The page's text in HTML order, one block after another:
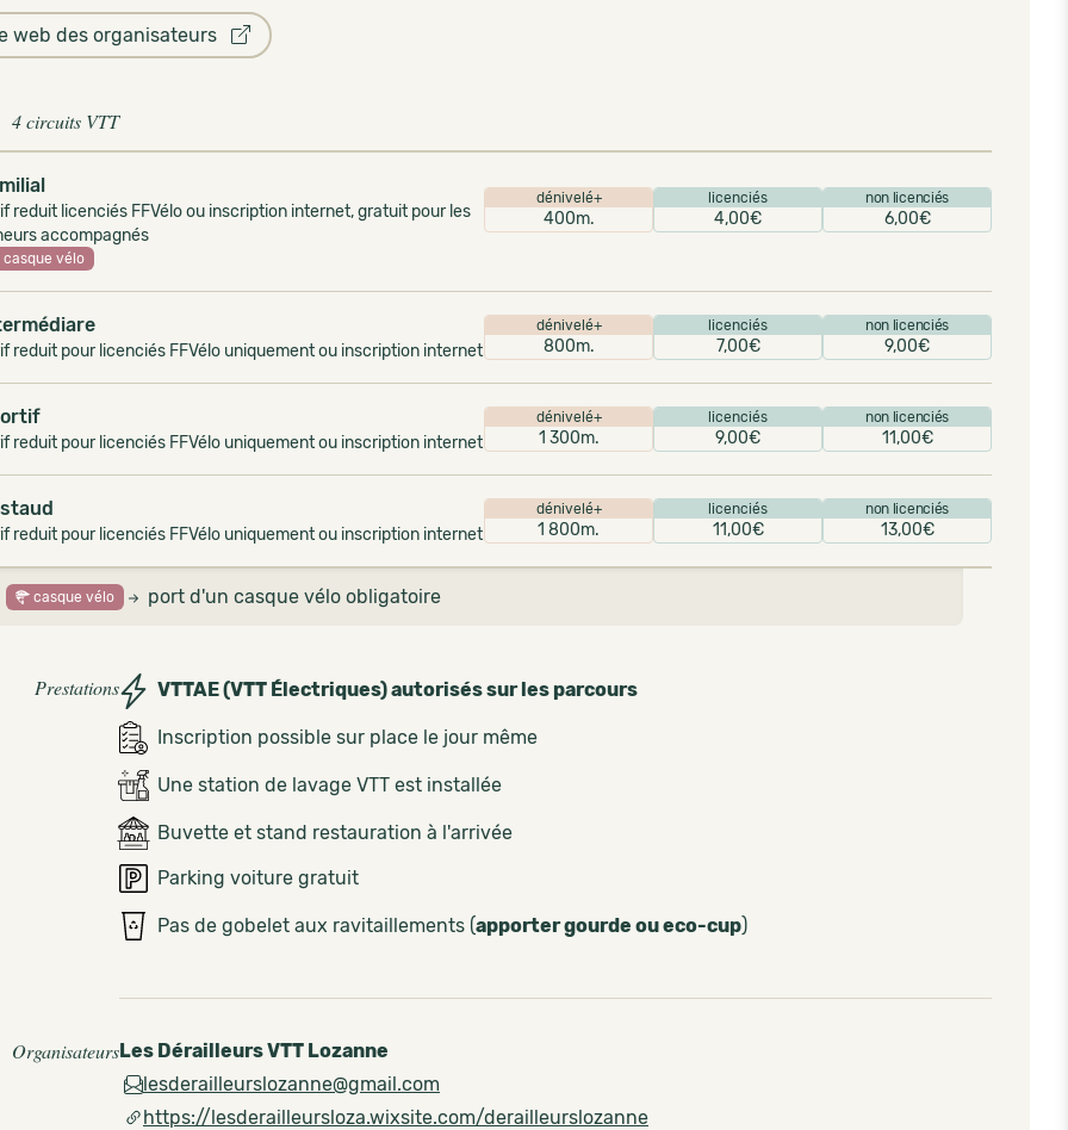
web des organisateurs
4 circuits VTT
reduit licenciés FFVélo ou inscription internet, gratuit pour les
accompagnés
dénivelé+
400m.
licenciés
4,00€
non licenciés
6,00€
casque vélo
reduit pour licenciés FFVélo uniquement ou inscription internet
dénivelé+
800m.
licenciés
7,00€
non licenciés
9,00€
reduit pour licenciés FFVélo uniquement ou inscription internet
dénivelé+
1 300m.
licenciés
9,00€
non licenciés
11,00€
reduit pour licenciés FFVélo uniquement ou inscription internet
dénivelé+
1 800m.
licenciés
11,00€
non licenciés
13,00€
casque vélo port d'un casque vélo obligatoire
Prestations VTTAE (VTT Électriques) autorisés sur les parcours
Inscription possible sur place le jour même
Une station de lavage VTT est installée
Buvette et stand restauration à l'arrivée
Parking voiture gratuit
Pas de gobelet aux ravitaillements (apporter gourde ou eco-cup)
OrganisateursLes Dérailleurs VTT Lozanne
lesderailleurslozanne@gmail.com
https://lesderailleursloza.wixsite.com/derailleurslozanne